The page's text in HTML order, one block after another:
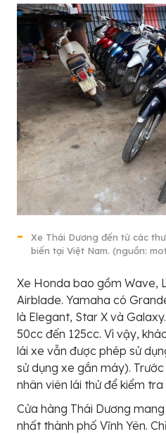
Xe Thái Dương đến từ các
biến tại Việt Nam. (nguồn:
Xe Honda bao gồm Wave,
Airblade. Yamaha có
là Elegant, Star X và
50cc đến 125cc. Vì vậy,
lái xe vẫn được phép sử
sử dụng xe gắn máy).
nhân viên lái thử để kiểm
Cửa hàng Thái Dương
nhất thành phố Vĩnh Yên.